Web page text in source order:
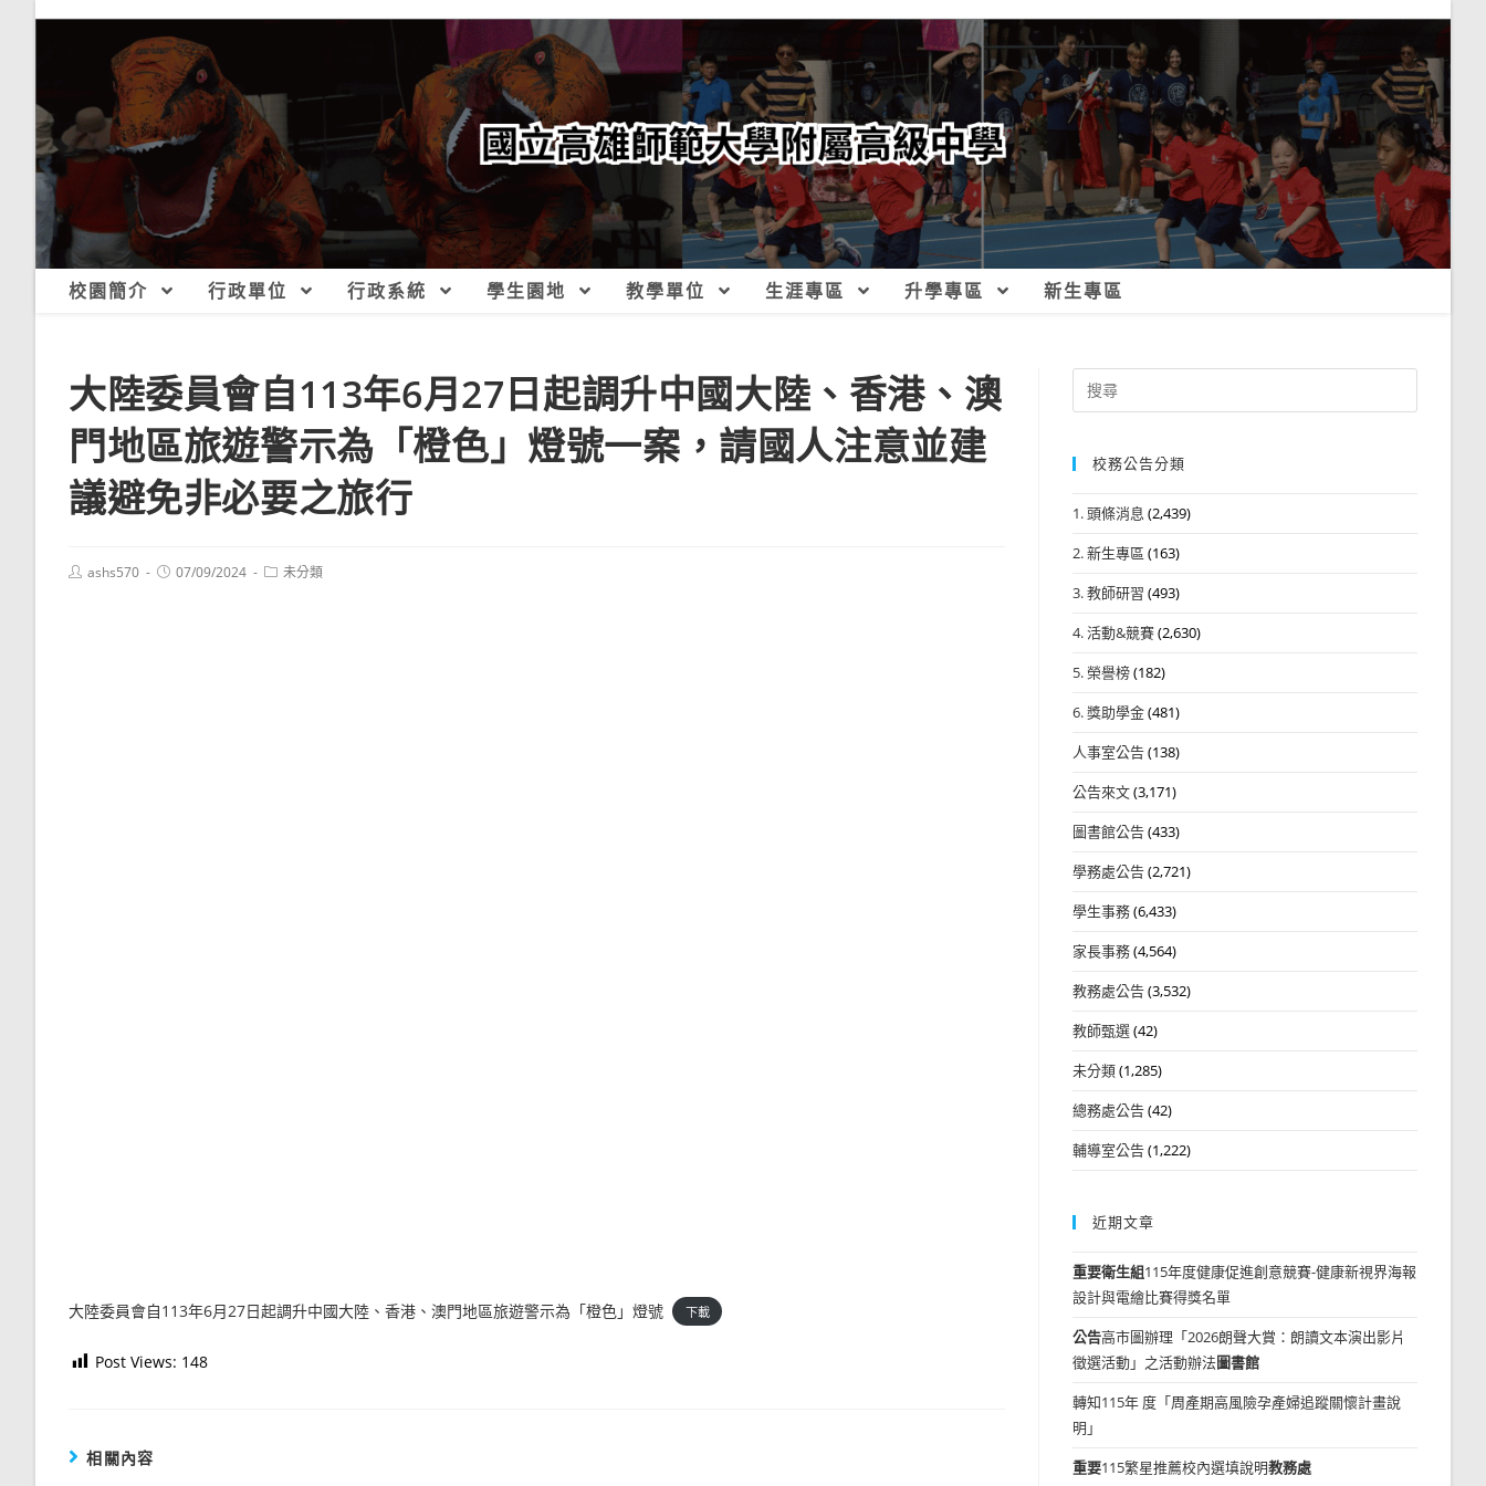
校園簡介 行政單位 行政系統 學生園地 教學單位 生涯專區 升學專區 新生專區
大陸委員會自113年6月27日起調升中國大陸、香港、澳
門地區旅遊警示為「橙色」燈號一案，請國人注意並建
議避免非必要之旅行
Postashs570
Post07/09/2024
Post未分類
大陸委員會自113年6月27日起調升中國大陸、香港、澳門地區旅遊警示為「橙色」燈號 下載
Post Views: 148
相關內容
Search
for:
校務公告分類
1. 頭條消息 (2,439)
2. 新生專區 (163)
3. 教師研習 (493)
4. 活動&競賽(2,630)
5. 榮譽榜(182)
6. 獎助學金(481)
人事室公告(138)
公告來文(3,171)
圖書館公告(433)
學務處公告(2,721)
學生事務(6,433)
家長事務(4,564)
教務處公告(3,532)
教師甄選(42)
未分類(1,285)
總務處公告(42)
輔導室公告(1,222)
近期文章
重要衛生組115年度健康促進創意競賽-健康新視界海報
設計與電繪比賽得獎名單
公告高市圖辦理「2026朗聲大賞：朗讀文本演出影片
徵選活動」之活動辦法圖書館
轉知115年 度「周產期高風險孕產婦追蹤關懷計畫說
明」
重要115繁星推薦校內選填說明教務處